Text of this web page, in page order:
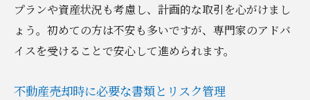
プランや資産状況も考慮し、計画的な取引を心がけまし
ょう。初めての方は不安も多いですが、専門家のアドバ
イスを受けることで安心して進められます。
不動産売却時に必要な書類とリスク管理